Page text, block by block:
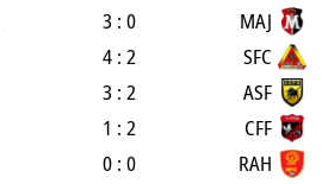
3 : 0 MAJ
4 : 2 SFC
3 : 2 ASF
1 : 2 CFF
0 : 0 RAH